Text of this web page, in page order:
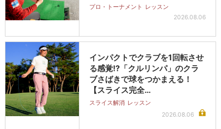
プロ・トーナメント レッスン
2026.08.06
インパクトでクラブを1回転させ
る感覚!?「クルリンパ」のクラ
ブさばきで球をつかまえる！
【スライス完全…
スライス解消 レッスン
2026.08.06